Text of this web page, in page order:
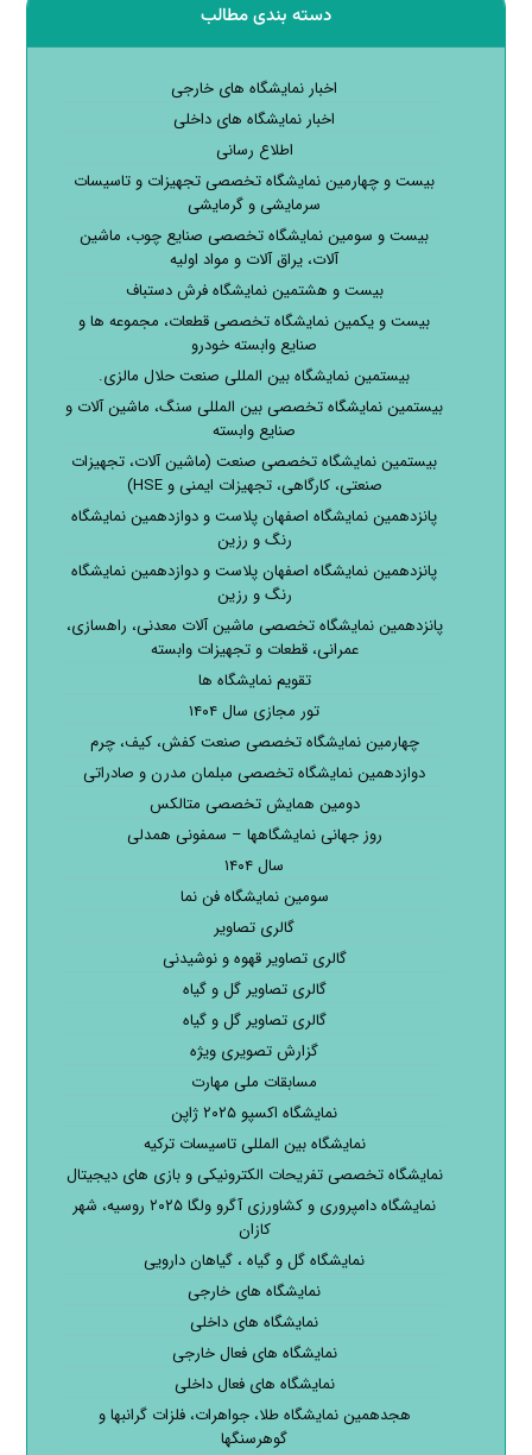
دسته بندی مطالب
اخبار نمایشگاه های خارجی
اخبار نمایشگاه های داخلی
اطلاع رسانی
بیست و چهارمین نمایشگاه تخصصی تجهیزات و تاسیسات
سرمایشی و گرمایشی
بیست و سومین نمایشگاه تخصصی صنایع چوب، ماشین
آلات، یراق آلات و مواد اولیه
بیست و هشتمین نمایشگاه فرش دستباف
بیست و یکمین نمایشگاه تخصصی قطعات، مجموعه ها و
صنایع وابسته خودرو
بیستمین نمایشگاه بین المللی صنعت حلال مالزی.
بیستمین نمایشگاه تخصصی بین المللی سنگ، ماشین آلات و
صنایع وابسته
بیستمین نمایشگاه تخصصی صنعت (ماشین آلات، تجهیزات
صنعتی، کارگاهی، تجهیزات ایمنی و HSE)
پانزدهمین نمایشگاه اصفهان پلاست و دوازدهمین نمایشگاه
رنگ و رزین
پانزدهمین نمایشگاه اصفهان پلاست و دوازدهمین نمایشگاه
رنگ و رزین
پانزدهمین نمایشگاه تخصصی ماشین آلات معدنی، راهسازی،
عمرانی، قطعات و تجهیزات وابسته
تقویم نمایشگاه ها
تور مجازی سال ۱۴۰۴
چهارمین نمایشگاه تخصصی صنعت کفش، کیف، چرم
دوازدهمین نمایشگاه تخصصی مبلمان مدرن و صادراتی
دومین همایش تخصصی متالکس
روز جهانی نمایشگاهها – سمفونی همدلی
سال ۱۴۰۴
سومین نمایشگاه فن نما
گالری تصاویر
گالری تصاویر قهوه و نوشیدنی
گالری تصاویر گل و گیاه
گالری تصاویر گل و گیاه
گزارش تصویری ویژه
مسابقات ملی مهارت
نمایشگاه اکسپو ۲۰۲۵ ژاپن
نمایشگاه بین المللی تاسیسات ترکیه
نمایشگاه تخصصی تفریحات الکترونیکی و بازی های دیجیتال
نمایشگاه دامپروری و کشاورزی آگرو ولگا ۲۰۲۵ روسیه، شهر
کازان
نمایشگاه گل و گیاه ، گیاهان دارویی
نمایشگاه های خارجی
نمایشگاه های داخلی
نمایشگاه های فعال خارجی
نمایشگاه های فعال داخلی
هجدهمین نمایشگاه طلا، جواهرات، فلزات گرانبها و
گوهرسنگها